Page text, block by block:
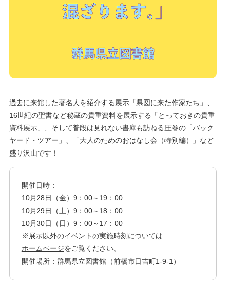
過去に来館した著名人を紹介する展示「県図に来た作家たち」、
16世紀の聖書など秘蔵の貴重資料を展示する「とっておきの貴重
資料展示」、そして普段は見れない書庫も訪ねる圧巻の「バック
ヤード・ツアー」、「大人のためのおはなし会（特別編）」など
盛り沢山です！
開催日時：
10月28日（金）9：00～19：00
10月29日（土）9：00～18：00
10月30日（日）9：00～17：00
※展示以外のイベントの実施時刻については
ホームページをご覧ください。
開催場所：群馬県立図書館（前橋市日吉町1-9-1）